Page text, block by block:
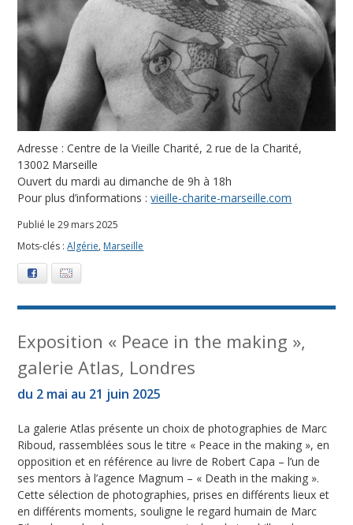
Adresse : Centre de la Vieille Charité, 2 rue de la Charité,
13002 Marseille
Ouvert du mardi au dimanche de 9h à 18h
Pour plus d’informations :vieille-charite-marseille.com
Publié le 29 mars 2025
Mots-clés :Algérie, Marseille
Facebook
Exposition « Peace in the making »,
galerie Atlas, Londres
du 2 mai au 21 juin 2025
La galerie Atlas présente un choix de photographies de Marc
Riboud, rassemblées sous le titre « Peace in the making », en
opposition et en référence au livre de Robert Capa – l’un de
ses mentors à l’agence Magnum – « Death in the making ».
Cette sélection de photographies, prises en différents lieux et
en différents moments, souligne le regard humain de Marc